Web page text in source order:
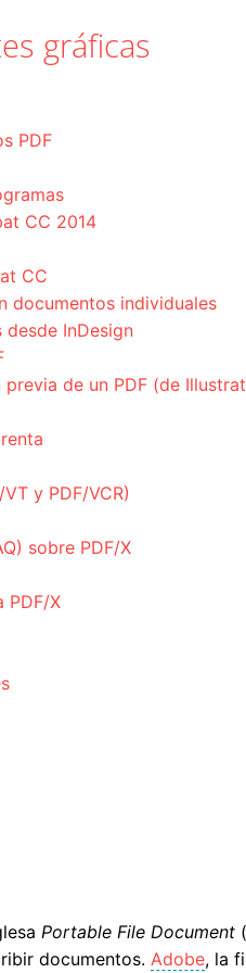
gráficas
PDF
CC 2014
CC
documentos individuales
InDesign
de un PDF (de
y PDF/VCR)
sobre PDF/X
PDF/X
Portable File Document
documentos. Adobe, la